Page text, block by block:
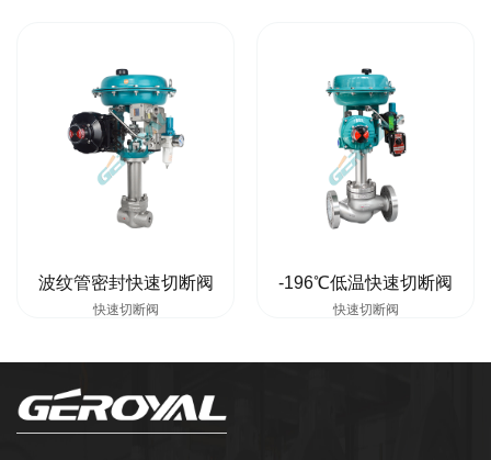
波纹管密封快速切断阀
快速切断阀
-196℃低温快速切断阀
快速切断阀